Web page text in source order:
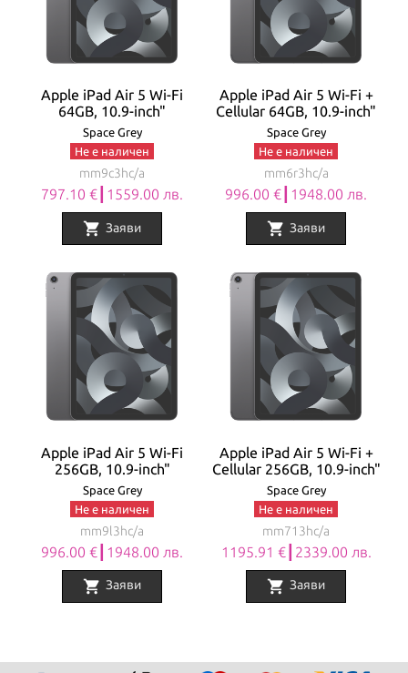
Apple iPad Air 5 Wi-Fi
64GB, 10.9-inch"
Space Grey
Не е наличен
mm9c3hc/a
797.10 €┃1559.00 лв.
shopping_cart Заяви
Apple iPad Air 5 Wi-Fi +
Cellular 64GB, 10.9-inch"
Space Grey
Не е наличен
mm6r3hc/a
996.00 €┃1948.00 лв.
shopping_cart Заяви
Apple iPad Air 5 Wi-Fi
256GB, 10.9-inch"
Space Grey
Не е наличен
mm9l3hc/a
996.00 €┃1948.00 лв.
shopping_cart Заяви
Apple iPad Air 5 Wi-Fi +
Cellular 256GB, 10.9-inch"
Space Grey
Не е наличен
mm713hc/a
1195.91 €┃2339.00 лв.
shopping_cart Заяви